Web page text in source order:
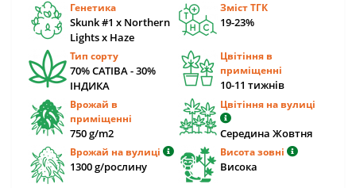
Генетика
Skunk #1 x Northern
Lights x Haze
Зміст ТГК
19-23%
Тип сорту
70% САТІВА - 30%
ІНДИКА
Цвітіння в
приміщенні
10-11 тижнів
Врожай в
приміщенні
750 g/m2
Цвітіння на вулиці
Середина Жовтня
Врожай на вулиці
1300 g/рослину
Висота зовні
Висока